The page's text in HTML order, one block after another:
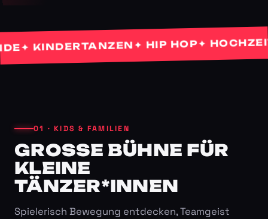
KINDERTANZEN✦ HIP HOP ✦
01 · KIDS & FAMILIEN
GROSSE BÜHNE FÜR K
LEINE T
ÄNZER*INNEN
Spielerisch Bewegung entdecken, Teamgeist